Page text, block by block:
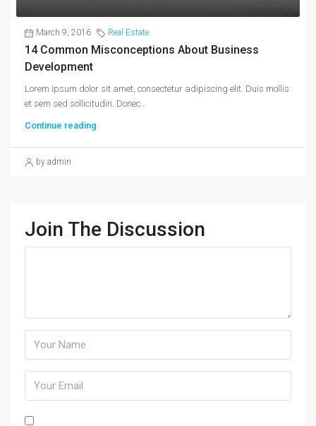
March 9, 2016 Real Estate
14 Common Misconceptions About Business
Development
Lorem ipsum dolor sit amet, consectetur adipiscing elit. Duis mollis
et sem sed sollicitudin. Donec...
Continue reading
by admin
Join The Discussion